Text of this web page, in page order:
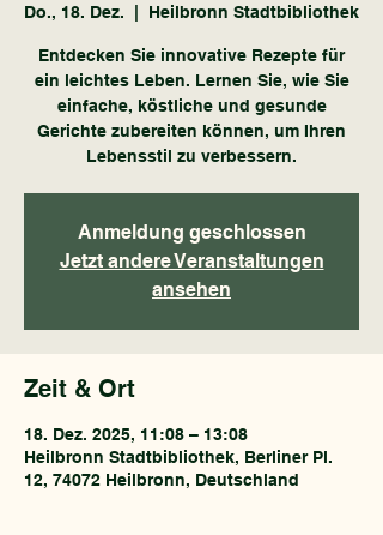
Do., 18. Dez. Heilbronn Stadtbibliothek
Entdecken Sie innovative Rezepte für
ein leichtes Leben. Lernen Sie, wie Sie
einfache, köstliche und gesunde
Gerichte zubereiten können, um Ihren
Lebensstil zu verbessern.
Anmeldung geschlossen
Jetzt andere Veranstaltungen
ansehen
Zeit & Ort
18. Dez. 2025, 11:08 – 13:08
Heilbronn Stadtbibliothek, Berliner Pl.
12, 74072 Heilbronn, Deutschland